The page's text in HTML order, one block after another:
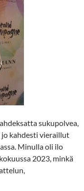
sukupolvea,
jo kahdesti vieraillut
Minulla oli ilo
2023, minkä